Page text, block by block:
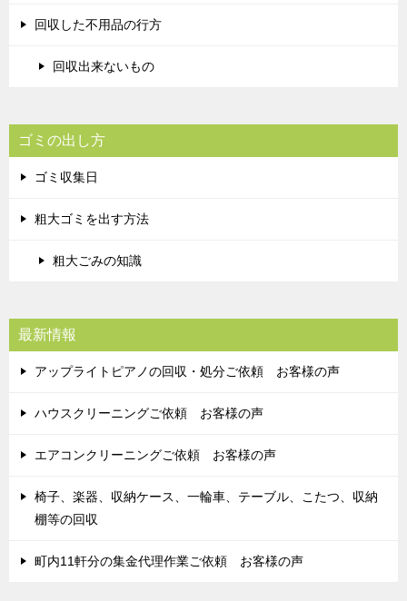
回収した不用品の行方
回収出来ないもの
ゴミの出し方
ゴミ収集日
粗大ゴミを出す方法
粗大ごみの知識
最新情報
アップライトピアノの回収・処分ご依頼 お客様の声
ハウスクリーニングご依頼 お客様の声
エアコンクリーニングご依頼 お客様の声
椅子、楽器、収納ケース、一輪車、テーブル、こたつ、収納
棚等の回収
町内11軒分の集金代理作業ご依頼 お客様の声